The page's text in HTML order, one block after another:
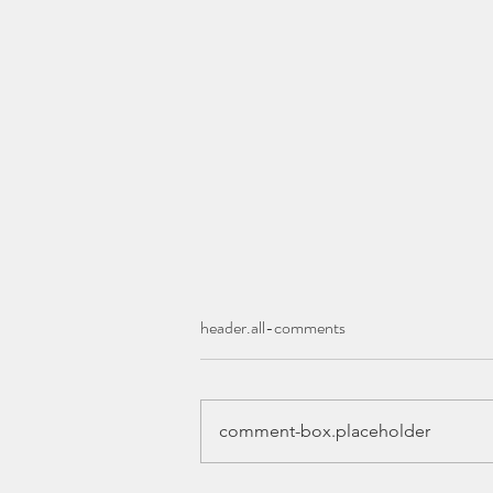
Богословие Война Воспитание
ИудаизмКонформизмЛюбовь
ПришествиеСила Молитвы
header.all-comments
comment-box.placeholder